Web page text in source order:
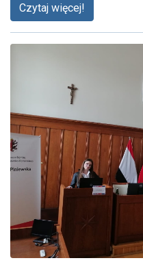
Czytaj więcej!